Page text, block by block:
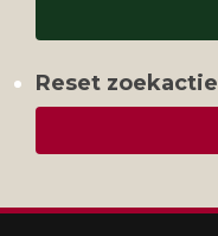
Reset zoekactie